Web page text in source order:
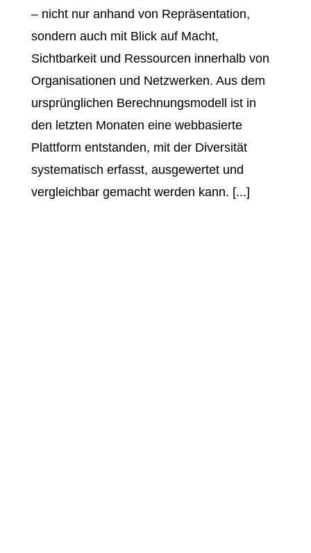
– nicht nur anhand von Repräsentation,
sondern auch mit Blick auf Macht,
Sichtbarkeit und Ressourcen innerhalb von
Organisationen und Netzwerken. Aus dem
ursprünglichen Berechnungsmodell ist in
den letzten Monaten eine webbasierte
Plattform entstanden, mit der Diversität
systematisch erfasst, ausgewertet und
vergleichbar gemacht werden kann. [...]